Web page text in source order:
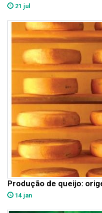
21 jul
Produção de queijo:
14 jan